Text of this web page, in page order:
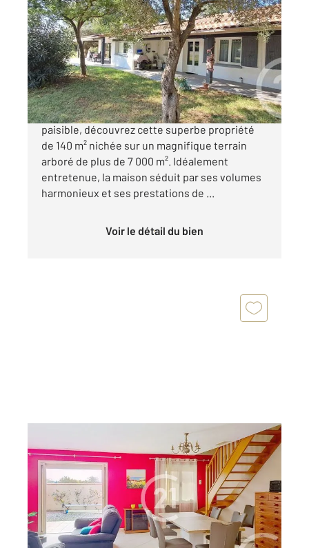
143,55 m2, 5 pièces
Ref : 5942
Maison à vendre
639 000 €
À Saint-Cyprien, au cœur d'un environnement
paisible, découvrez cette superbe propriété
de 140 m² nichée sur un magnifique terrain
arboré de plus de 7 000 m². Idéalement
entretenue, la maison séduit par ses volumes
harmonieux et ses prestations de ...
Voir le détail du bien
175 m2, 5 pièces
Ref : 4602
Maison à vendre
519 000 €